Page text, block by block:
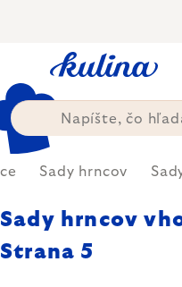
Sady hrncov
Sady hrncov
Strana 5